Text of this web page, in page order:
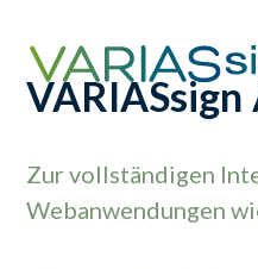
VARIASsign
Zur vollständigen
Webanwendungen